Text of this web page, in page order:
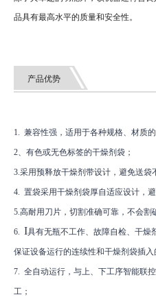
品具有最高水平的质量和安全性。
产品优势
1. 兼容性强，适用于各种规格、材质
2、有色或无色标签的干燥剂袋；
3.采用预释放干燥剂带设计，避免送袋
4. 置袋采用干燥剂袋厚自适应设计，
5.高耐用刀片，切割准确可靠，不会割
6. I具有无瓶不工作、故障自检、干燥
保证设备运行的连续性和干燥剂袋插入
7. 全自动运行，与上、下工序智能联
工；